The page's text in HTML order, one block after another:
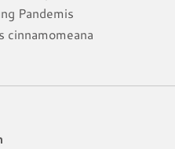
Pandemis
cinnamomeana